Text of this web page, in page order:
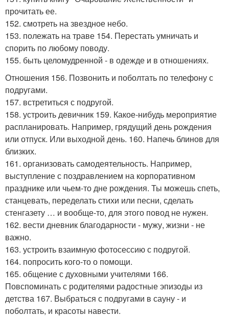
прочитать ее.
152. смотреть на звездное небо.
153. полежать на траве 154. Перестать умничать и
спорить по любому поводу.
155. быть целомудренной - в одежде и в отношениях.
Отношения 156. Позвонить и поболтать по телефону с
подругами.
157. встретиться с подругой.
158. устроить девичник 159. Какое-нибудь мероприятие
распланировать. Например, грядущий день рождения
или отпуск. Или выходной день. 160. Напечь блинов для
близких.
161. организовать самодеятельность. Например,
выступление с поздравлением на корпоративном
празднике или чьем-то дне рождения. Ты можешь спеть,
станцевать, переделать стихи или песни, сделать
стенгазету … и вообще-то, для этого повод не нужен.
162. вести дневник благодарности - мужу, жизни - не
важно.
163. устроить взаимную фотосессию с подругой.
164. попросить кого-то о помощи.
165. общение с духовными учителями 166.
Повспоминать с родителями радостные эпизоды из
детства 167. Выбраться с подругами в сауну - и
поболтать, и красоты навести.